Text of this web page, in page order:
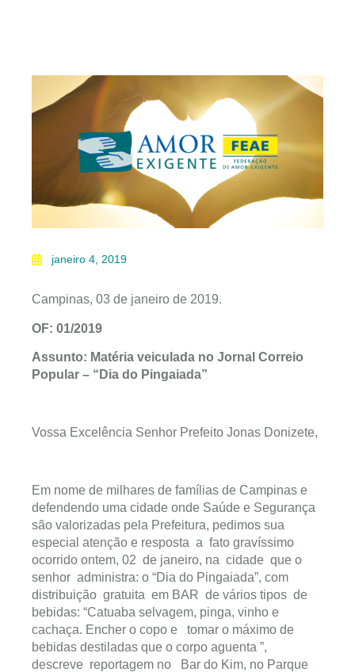
janeiro 4, 2019
Campinas, 03 de janeiro de 2019.
OF: 01/2019
Assunto: Matéria veiculada no Jornal Correio
Popular – “Dia do Pingaiada”
Vossa Excelência Senhor Prefeito Jonas Donizete,
Em nome de milhares de famílias de Campinas e
defendendo uma cidade onde Saúde e Segurança
são valorizadas pela Prefeitura, pedimos sua
especial atenção e resposta a fato gravíssimo
ocorrido ontem, 02 de janeiro, na cidade que o
senhor administra: o “Dia do Pingaiada”, com
distribuição gratuita em BAR de vários tipos de
bebidas: “Catuaba selvagem, pinga, vinho e
cachaça. Encher o copo e tomar o máximo de
bebidas destiladas que o corpo aguenta ”,
descreve reportagem no Bar do Kim, no Parque